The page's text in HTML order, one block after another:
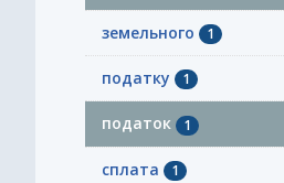
земельного 1
податку 1
податок 1
сплата 1